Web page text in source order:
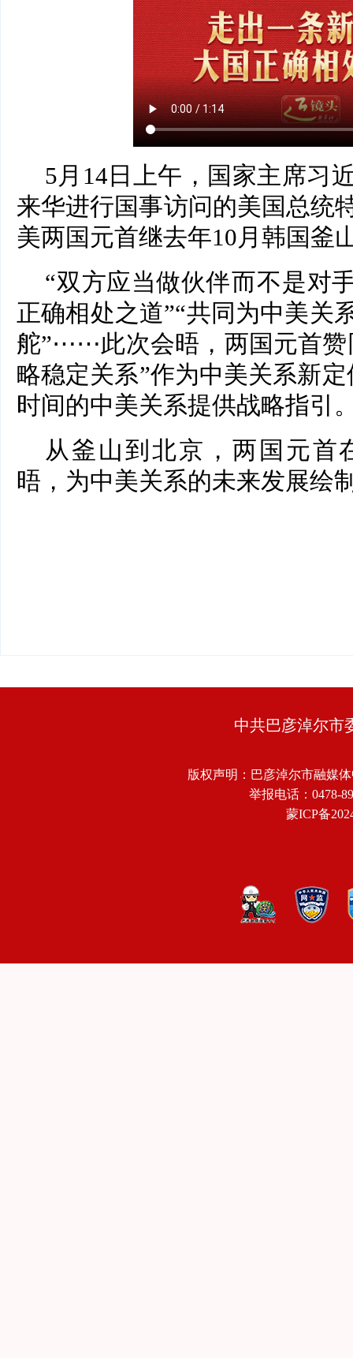
5月14日上午，国家主席习
来华进行国事访问的美国总统
美两国元首继去年10月韩国釜
“双方应当做伙伴而不是对
正确相处之道”“共同为中美关
舵”⋯⋯此次会晤，两国元首赞
略稳定关系”作为中美关系新
时间的中美关系提供战略指引
从釜山到北京，两国元首
晤，为中美关系的未来发展绘
中共巴彦淖尔市
版权声明：巴彦淖尔市融媒
举报电话：0478-
蒙ICP备